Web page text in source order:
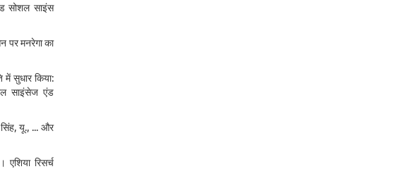
सोशल साइंस
पर मनरेगा का
में सुधार किया:
साइंसेज एंड
यू., ... और
रिसर्च